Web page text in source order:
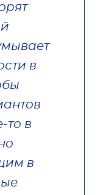
в
то в
в